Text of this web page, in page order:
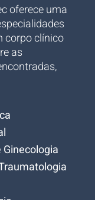
oferece uma
corpo clínico
as